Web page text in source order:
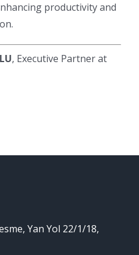
productivity and
, Executive Partner at
Yan Yol 22/1/18,